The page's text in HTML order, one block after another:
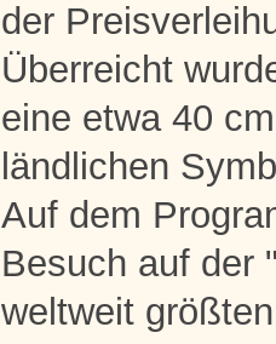
der
Überreicht
eine etwa 40
ländlichen
Auf dem
Besuch auf der
weltweit